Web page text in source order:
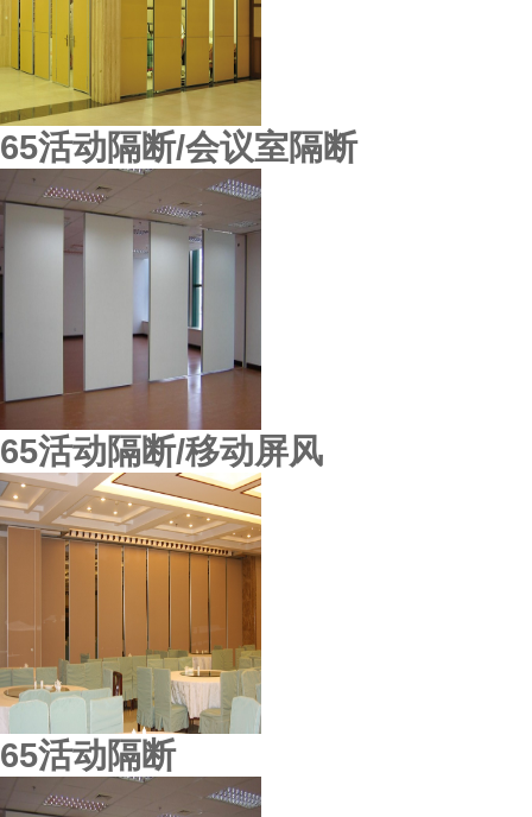
东莞鸿业机械厂
65活动隔断/会议室隔断
65活动隔断/移动屏风
65活动隔断